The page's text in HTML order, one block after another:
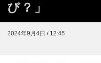
び？」
2024年9月4日 / 12:45